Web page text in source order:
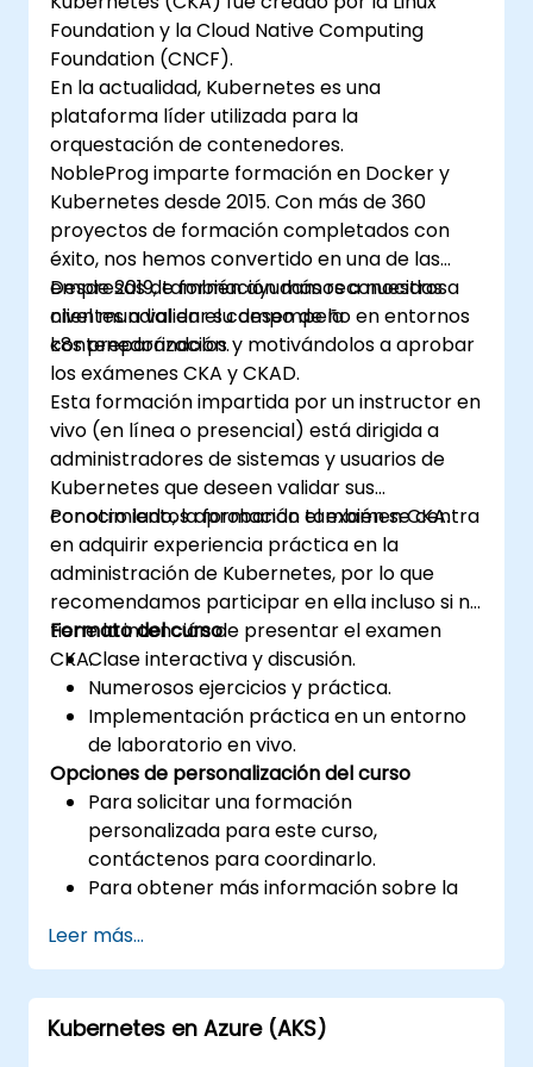
Foundation y la Cloud Native Computing
Foundation (CNCF).
En la actualidad, Kubernetes es una
plataforma líder utilizada para la
orquestación de contenedores.
NobleProg imparte formación en Docker y
Kubernetes desde 2015. Con más de 360
proyectos de formación completados con
éxito, nos hemos convertido en una de las
empresas de formación más reconocidas a
nivel mundial en el campo de la
contenedorización.
Desde 2019, también ayudamos a nuestros
clientes a validar su desempeño en entornos
k8s preparándolos y motivándolos a aprobar
los exámenes CKA y CKAD.
Esta formación impartida por un instructor en
vivo (en línea o presencial) está dirigida a
administradores de sistemas y usuarios de
Kubernetes que deseen validar sus
conocimientos aprobando el examen CKA.
Por otro lado, la formación también se centra
en adquirir experiencia práctica en la
administración de Kubernetes, por lo que
recomendamos participar en ella incluso si no
tiene la intención de presentar el examen
CKA.
Formato del curso
Clase interactiva y discusión.
Numerosos ejercicios y práctica.
Implementación práctica en un entorno
de laboratorio en vivo.
Opciones de personalización del curso
Para solicitar una formación
personalizada para este curso,
contáctenos para coordinarlo.
Para obtener más información sobre la
https://training.linuxfoundation.org/
kubernetes-administrator-cka
Leer más...
Kubernetes en Azure (AKS)